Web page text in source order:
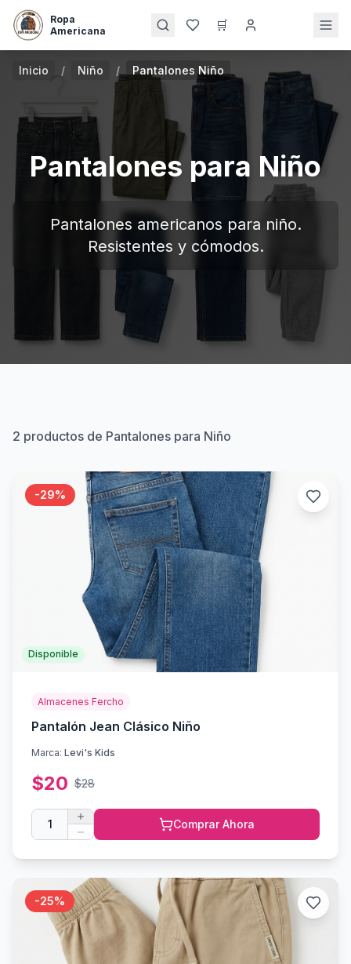
Ropa
Americana
🛒
Inicio / Niño / Pantalones Niño
Pantalones para Niño
Pantalones americanos para niño.
Resistentes y cómodos.
2 productos de Pantalones para Niño
-29%
Disponible
Almacenes Fercho
Pantalón Jean Clásico Niño
Marca: Levi's Kids
$20 $28
1 Comprar Ahora
-25%